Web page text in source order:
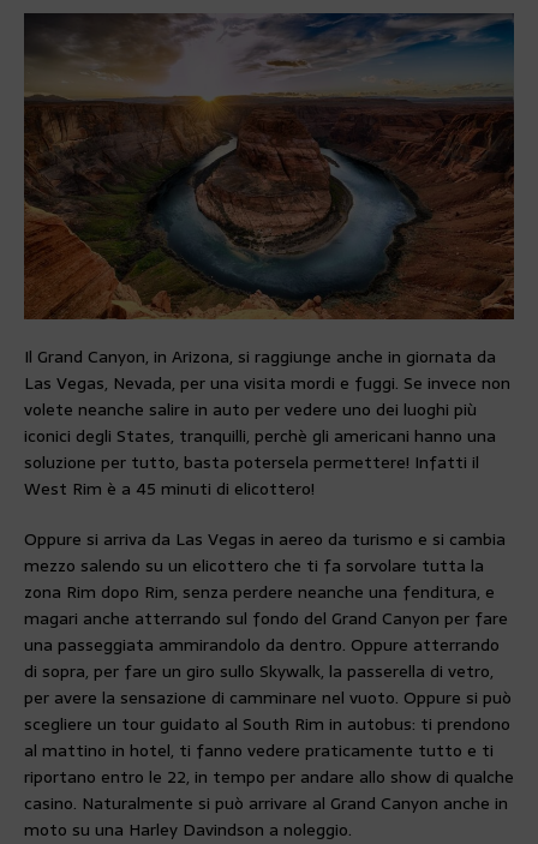
Il Grand Canyon, in Arizona, si raggiunge anche in giornata da
Las Vegas, Nevada, per una visita mordi e fuggi. Se invece non
volete neanche salire in auto per vedere uno dei luoghi più
iconici degli States, tranquilli, perchè gli americani hanno una
soluzione per tutto, basta potersela permettere! Infatti il
West Rim è a 45 minuti di elicottero!
Oppure si arriva da Las Vegas in aereo da turismo e si cambia
mezzo salendo su un elicottero che ti fa sorvolare tutta la
zona Rim dopo Rim, senza perdere neanche una fenditura, e
magari anche atterrando sul fondo del Grand Canyon per fare
una passeggiata ammirandolo da dentro. Oppure atterrando
di sopra, per fare un giro sullo Skywalk, la passerella di vetro,
per avere la sensazione di camminare nel vuoto. Oppure si può
scegliere un tour guidato al South Rim in autobus: ti prendono
al mattino in hotel, ti fanno vedere praticamente tutto e ti
riportano entro le 22, in tempo per andare allo show di qualche
casino. Naturalmente si può arrivare al Grand Canyon anche in
moto su una Harley Davindson a noleggio.